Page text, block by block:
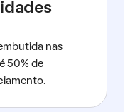
nas
50% de